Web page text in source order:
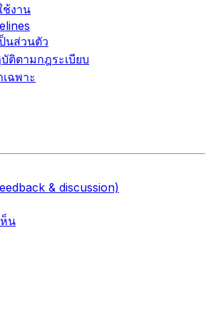
งาน
นส่วนตัว
ติตามกฎระเบียบ
ฉพาะ
& discussion)
น